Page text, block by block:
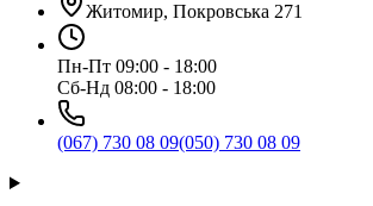
Житомир, Покровська 271
Пн-Пт 09:00 - 18:00
Сб-Нд 08:00 - 18:00
(067) 730 08 09(050) 730 08 09